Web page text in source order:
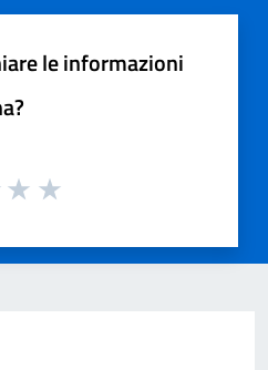
le informazioni